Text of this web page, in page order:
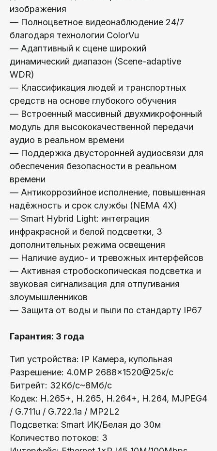
изображения
— Полноцветное видеонаблюдение 24/7
благодаря технологии ColorVu
— Адаптивный к сцене широкий
динамический диапазон (Scene-adaptive
WDR)
— Классификация людей и транспортных
средств на основе глубокого обучения
— Встроенный массивный двухмикрофонный
модуль для высококачественной передачи
аудио в реальном времени
— Поддержка двусторонней аудиосвязи для
обеспечения безопасности в реальном
времени
— Антикоррозийное исполнение, повышенная
надёжность и срок службы (NEMA 4X)
— Smart Hybrid Light: интеграция
инфракрасной и белой подсветки, 3
дополнительных режима освещения
— Наличие аудио- и тревожных интерфейсов
— Активная стробоскопическая подсветка и
звуковая сигнализация для отпугивания
злоумышленников
— Защита от воды и пыли по стандарту IP67
Гарантия: 3 года
Тип устройства: IP Камера, купольная
Разрешение: 4.0МР 2688×1520@25к/с
Битрейт: 32Кб/с~8Мб/с
Кодек: H.265+, H.265, H.264+, H.264, MJPEG4
/ G.711u / G.722.1a / MP2L2
Подсветка: Smart ИК/Белая до 30м
Количество потоков: 3